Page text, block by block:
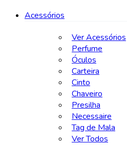
Acessórios
Ver Acessórios
Perfume
Óculos
Carteira
Cinto
Chaveiro
Presilha
Necessaire
Tag de Mala
Ver Todos